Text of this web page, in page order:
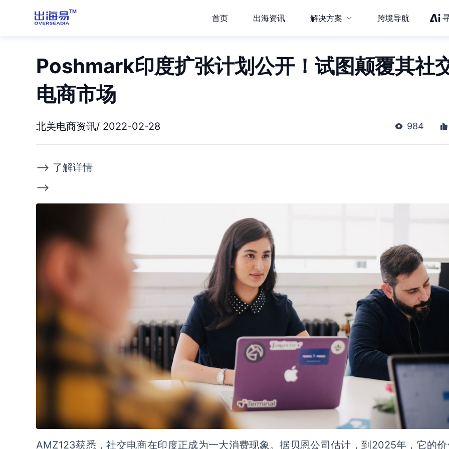
首页 出海资讯 解决方案 跨境导航
Poshmark印度扩张计划公开！试图颠覆其社
电商市场
北美电商资讯/ 2022-02-28 984
--> 了解详情
-->
AMZ123获悉，社交电商在印度正成为一大消费现象。据贝恩公司估计，到2025年，它的